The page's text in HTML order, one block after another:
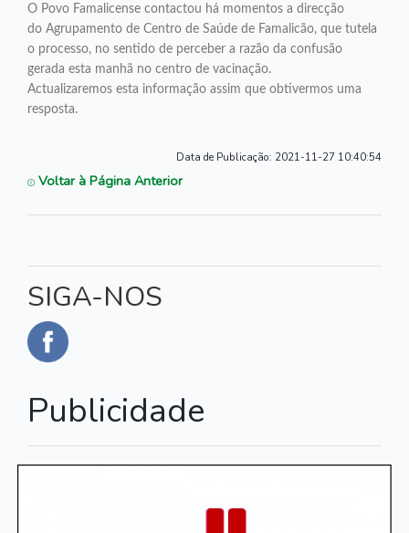
O Povo Famalicense contactou há momentos a direcção
do Agrupamento de Centro de Saúde de Famalicão, que tutela
o processo, no sentido de perceber a razão da confusão
gerada esta manhã no centro de vacinação.
Actualizaremos esta informação assim que obtivermos uma
resposta.
Data de Publicação: 2021-11-27 10:40:54
Voltar à Página Anterior
SIGA-NOS
Publicidade